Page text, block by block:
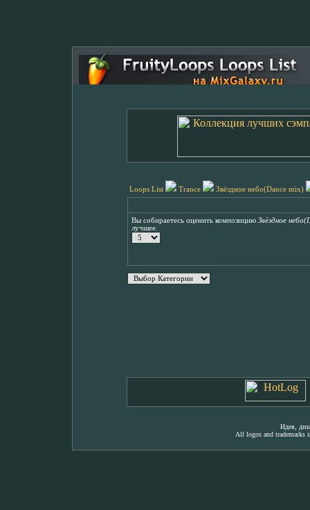
Loops List Trance Звёздное небо(Dance mix)
Вы собираетесь оценить композицию Звёздное
лучшее.
Идея,
All logos and trademarks